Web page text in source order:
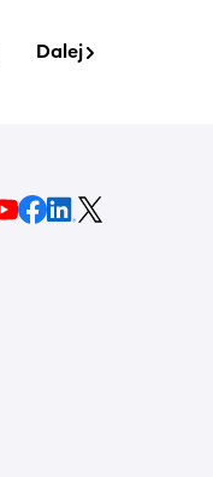
Dalej